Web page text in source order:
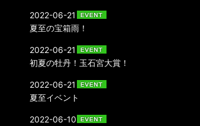
夏至の宝箱雨！
2022-06-21
初夏の牡丹！玉石宮大賞！
2022-06-21
夏至イベント
2022-06-21
2022-06-10